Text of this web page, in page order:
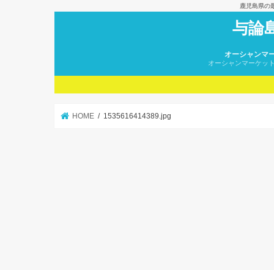
鹿児島県の
与論
オーシャンマ
オーシャンマーケッ
HOME 1535616414389.jpg